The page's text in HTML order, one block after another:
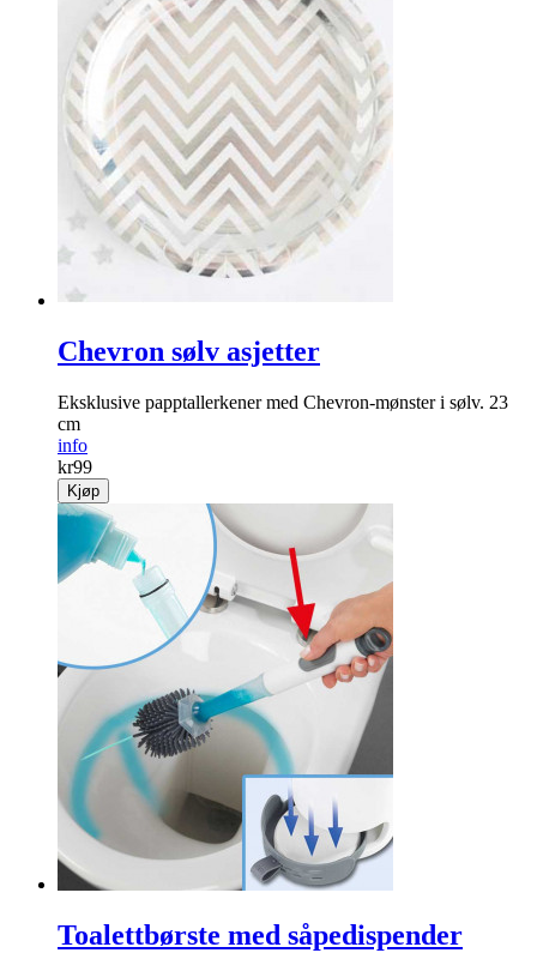
Chevron sølv asjetter
Eksklusive papptallerkener med Chevron-mønster i sølv. 23
cm
info
kr99
Kjøp
Toalettbørste med såpedispender